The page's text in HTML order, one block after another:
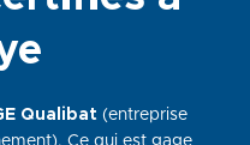
Qualibat (entreprise